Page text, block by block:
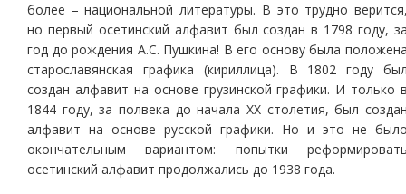
более – национальной литературы. В это трудно
но первый осетинский алфавит был создан в 1798 году,
год до рождения А.С. Пушкина! В его основу была
старославянская графика (кириллица). В 1802 году
создан алфавит на основе грузинской графики. И только
1844 году, за полвека до начала ХХ столетия, был
алфавит на основе русской графики. Но и это не
окончательным вариантом: попытки
осетинский алфавит продолжались до 1938 года.